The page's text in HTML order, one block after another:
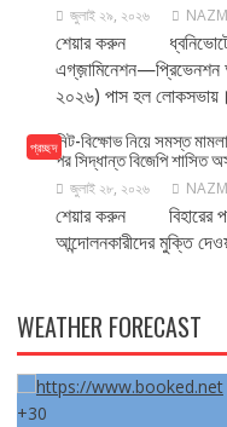
জুলাই ২৯, ২০২৬
শেয়ার করুন ধ্বনিভোটে
এগ্‌জ়ামিনেশন—প্রিভেনশন
২০২৬) পাস হল
প্রচ্ছদনিট-বিক্ষোভ নিয়ে সমস্ত
পর সিদ্ধান্ত বিজেপি শাসিত
জুলাই ২৮, ২০২৬
শেয়ার করুন বিহারের
আন্দোলনকারীদের মুক্তি
WEATHER FORECAST
+30